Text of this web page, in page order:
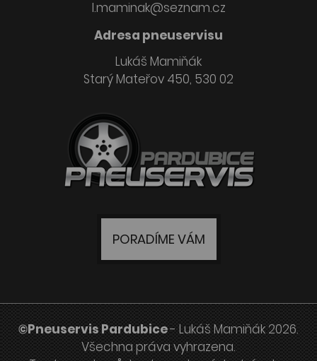
l.maminak@seznam.cz
Adresa pneuservisu
Lukáš Mamiňák
Starý Mateřov 450, 530 02
PORADÍME VÁM
©Pneuservis Pardubice- Lukáš Mamiňák 2026.
Všechna práva vyhrazena.